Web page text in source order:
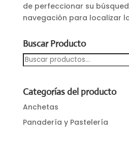
de perfeccionar su
navegación para localizar
Buscar Producto
Buscar
por:
Categorías del producto
Anchetas
Panadería y Pastelería